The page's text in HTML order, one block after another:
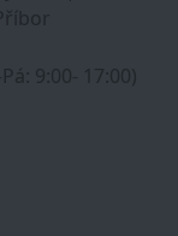
9:00- 17:00)